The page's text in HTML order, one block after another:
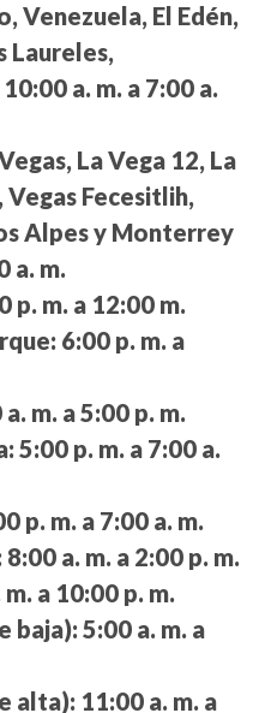
Venezuela, El Edén,
Laureles,
10:00 a. m. a 7:00 a.
La Vega 12, La
Vegas Fecesitlih,
Alpes y Monterrey
a. m.
p. m. a 12:00 m.
6:00 p. m. a
m. a 5:00 p. m.
5:00 p. m. a 7:00 a.
p. m. a 7:00 a. m.
8:00 a. m. a 2:00 p. m.
a 10:00 p. m.
baja): 5:00 a. m. a
alta): 11:00 a. m. a